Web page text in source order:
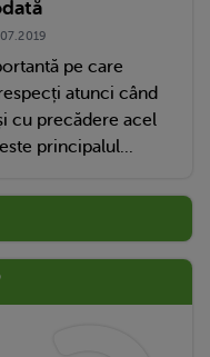
pe care
atunci când
cu precădere acel
principalul...